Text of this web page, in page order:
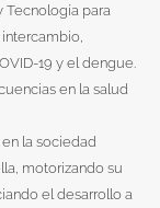
Tecnología para
19 y el dengue.
en la salud
la sociedad
motorizando su
el desarrollo a